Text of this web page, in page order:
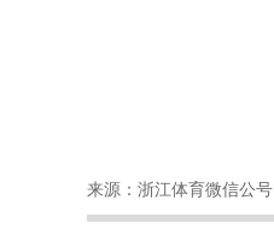
来源：浙江体育微信公号